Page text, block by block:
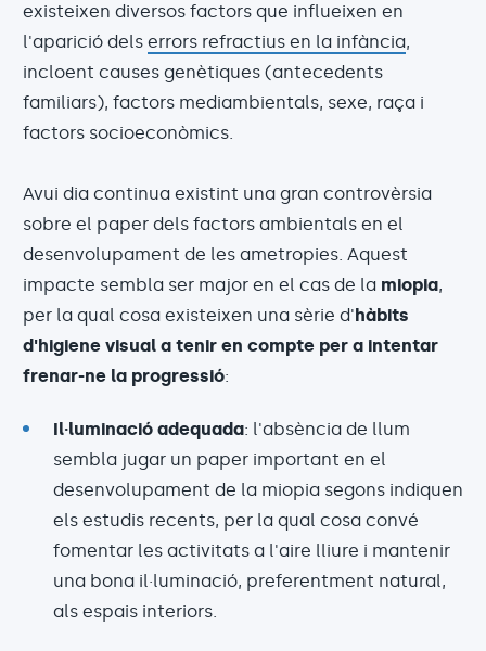
existeixen diversos factors que influeixen en
l'aparició dels errors refractius en la infància,
incloent causes genètiques (antecedents
familiars), factors mediambientals, sexe, raça i
factors socioeconòmics.
Avui dia continua existint una gran controvèrsia
sobre el paper dels factors ambientals en el
desenvolupament de les ametropies. Aquest
impacte sembla ser major en el cas de la miopia,
per la qual cosa existeixen una sèrie d' hàbits
d'higiene visual a tenir en compte per a intentar
frenar-ne la progressió:
Il·luminació adequada: l'absència de llum
sembla jugar un paper important en el
desenvolupament de la miopia segons indiquen
els estudis recents, per la qual cosa convé
fomentar les activitats a l'aire lliure i mantenir
una bona il·luminació, preferentment natural,
als espais interiors.